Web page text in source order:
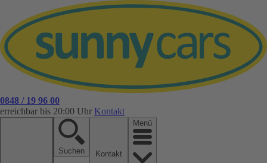
0848 / 19 96 00
erreichbar bis 20:00 Uhr Kontakt
Suchen
Menü